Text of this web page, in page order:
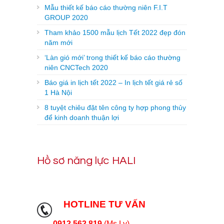
Mẫu thiết kế báo cáo thường niên F.I.T
GROUP 2020
Tham khảo 1500 mẫu lịch Tết 2022 đẹp đón
năm mới
‘Làn gió mới’ trong thiết kế báo cáo thường
niên CNCTech 2020
Báo giá in lịch tết 2022 – In lịch tết giá rẻ số
1 Hà Nội
8 tuyệt chiêu đặt tên công ty hợp phong thủy
để kinh doanh thuận lợi
Hồ sơ năng lực HALI
HOTLINE TƯ VẤN